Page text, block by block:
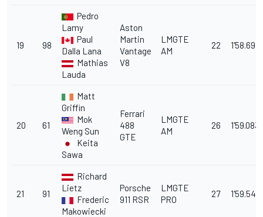
19 98
Pedro
Lamy
Paul
Dalla Lana
Mathias
Lauda
Aston
Martin
Vantage
V8
LMGTE
AM
22 1'58.691
20 61
Matt
Griffin
Mok
Weng Sun
Keita
Sawa
Ferrari
488
GTE
LMGTE
AM
26 1'59.083
21 91
Richard
Lietz
Frederic
Makowiecki
Porsche
911 RSR
LMGTE
PRO
27 1'59.540